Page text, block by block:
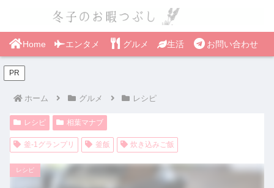
Home エンタメ グルメ 生活 お問い合わせ
PR
ホーム グルメ レシピ
レシピ 相葉マナブ
釜-1グランプリ 釜飯 炊き込みご飯
レシピ